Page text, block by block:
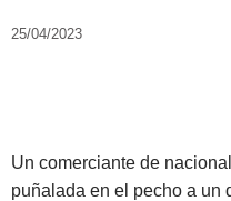
25/04/2023
Un comerciante de
puñalada en el pecho a un